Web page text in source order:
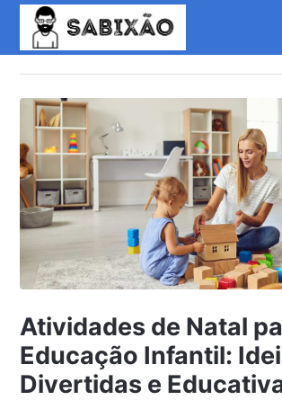
Atividades de Natal
Educação Infantil:
Divertidas e